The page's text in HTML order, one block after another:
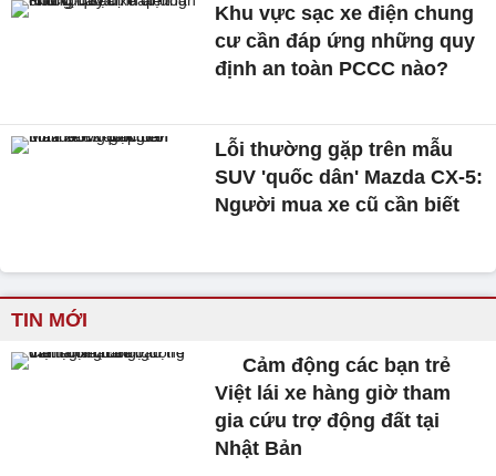
Khu vực sạc xe điện chung
cư cần đáp ứng những quy
định an toàn PCCC nào?
Lỗi thường gặp trên mẫu
SUV 'quốc dân' Mazda CX-5:
Người mua xe cũ cần biết
TIN MỚI
Cảm động các bạn trẻ
Việt lái xe hàng giờ tham
gia cứu trợ động đất tại
Nhật Bản